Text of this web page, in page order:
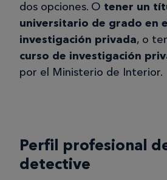
dos opciones. O tener un
universitario de grado en
investigación privada, o
curso de investigación
por el Ministerio de Interior.
Perfil profesional
detective